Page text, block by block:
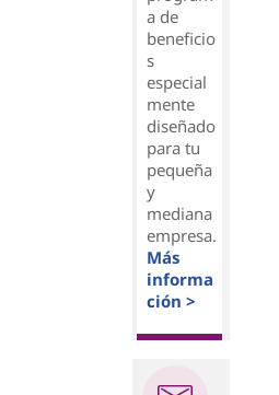
a de
beneficio
s
especial
mente
diseñado
para tu
pequeña
y
mediana
empresa.
Más
informa
ción >